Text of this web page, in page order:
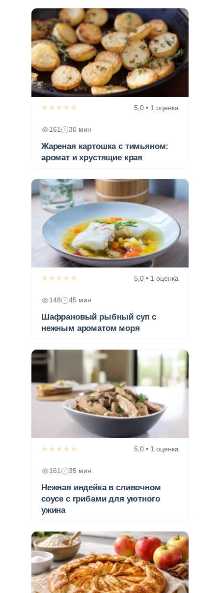
★★★★★ 5,0 • 1 оценка
161 30 мин
Жареная картошка с тимьяном:
аромат и хрустящие края
★★★★★ 5,0 • 1 оценка
148 45 мин
Шафрановый рыбный суп с
нежным ароматом моря
★★★★★ 5,0 • 1 оценка
161 35 мин
Нежная индейка в сливочном
соусе с грибами для уютного
ужина